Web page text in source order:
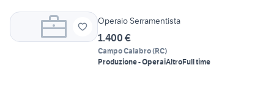
Operaio Serramentista
1.400 €
Campo Calabro(RC)
Produzione - OperaiAltroFull time